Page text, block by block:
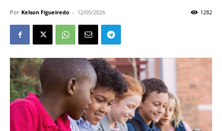
Por Kelson Figueiredo - 12/05/2026 1282